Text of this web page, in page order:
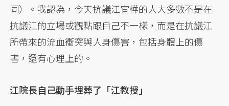
同）。我認為，今天抗議江宜樺的人大多數不是在
抗議江的立場或觀點跟自己不一樣，而是在抗議江
所帶來的流血衝突與人身傷害，包括身體上的傷
害，還有心理上的。
江院長自己動手埋葬了「江教授」